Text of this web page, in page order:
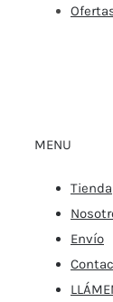
MENU
Tienda
Envío